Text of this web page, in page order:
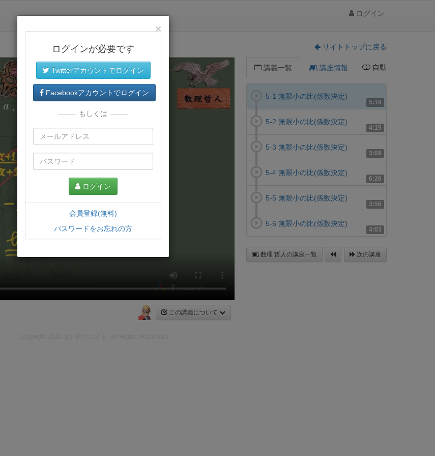
ログイン
サイトトップに戻る
この講義について
講義一覧 講座情報 自動
5:18
5-1 無限小の比(係数決定)
4:15
5-2 無限小の比(係数決定)
3:09
5-3 無限小の比(係数決定)
6:26
5-4 無限小の比(係数決定)
3:56
5-5 無限小の比(係数決定)
4:03
5-6 無限小の比(係数決定)
数理 哲人の講座一覧 次の講座
×
ログインが必要です
Twitterアカウントでログイン
Facebookアカウントでログイン
もしくは
ログイン
会員登録(無料)
パスワードをお忘れの方